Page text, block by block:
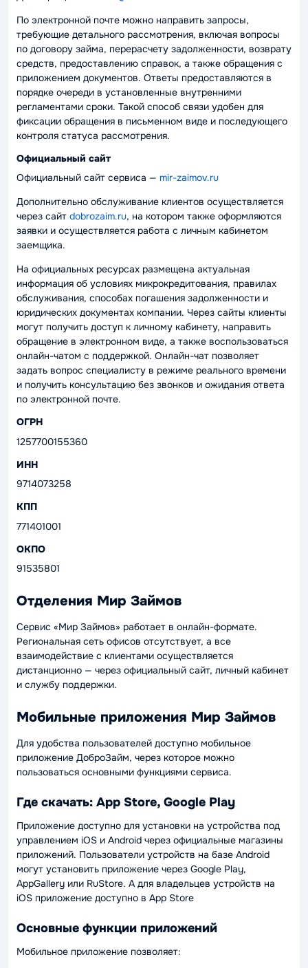
По электронной почте можно направить запросы,
требующие детального рассмотрения, включая вопросы
по договору займа, перерасчету задолженности, возврату
средств, предоставлению справок, а также обращения с
приложением документов. Ответы предоставляются в
порядке очереди в установленные внутренними
регламентами сроки. Такой способ связи удобен для
фиксации обращения в письменном виде и последующего
контроля статуса рассмотрения.
Официальный сайт
Официальный сайт сервиса — mir-zaimov.ru
Дополнительно обслуживание клиентов осуществляется
через сайт dobrozaim.ru, на котором также оформляются
заявки и осуществляется работа с личным кабинетом
заемщика.
На официальных ресурсах размещена актуальная
информация об условиях микрокредитования, правилах
обслуживания, способах погашения задолженности и
юридических документах компании. Через сайты клиенты
могут получить доступ к личному кабинету, направить
обращение в электронном виде, а также воспользоваться
онлайн-чатом с поддержкой. Онлайн-чат позволяет
задать вопрос специалисту в режиме реального времени
и получить консультацию без звонков и ожидания ответа
по электронной почте.
ОГРН
1257700155360
ИНН
9714073258
КПП
771401001
ОКПО
91535801
Отделения Мир Займов
Сервис «Мир Займов» работает в онлайн-формате.
Региональная сеть офисов отсутствует, а все
взаимодействие с клиентами осуществляется
дистанционно — через официальный сайт, личный кабинет
и службу поддержки.
Мобильные приложения Мир Займов
Для удобства пользователей доступно мобильное
приложение ДоброЗайм, через которое можно
пользоваться основными функциями сервиса.
Где скачать: App Store, Google Play
Приложение доступно для установки на устройства под
управлением iOS и Android через официальные магазины
приложений. Пользователи устройств на базе Android
могут установить приложение через Google Play,
AppGallery или RuStore. А для владельцев устройств на
iOS приложение доступно в App Store
Основные функции приложений
Мобильное приложение позволяет: